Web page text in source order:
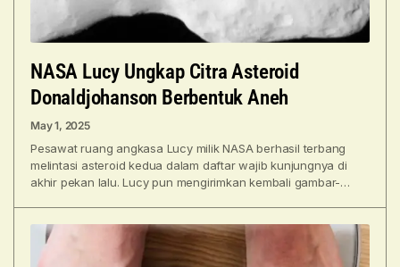
NASA Lucy Ungkap Citra Asteroid
Donaldjohanson Berbentuk Aneh
May 1, 2025
Pesawat ruang angkasa Lucy milik NASA berhasil terbang
melintasi asteroid kedua dalam daftar wajib kunjungnya di
akhir pekan lalu. Lucy pun mengirimkan kembali gambar-